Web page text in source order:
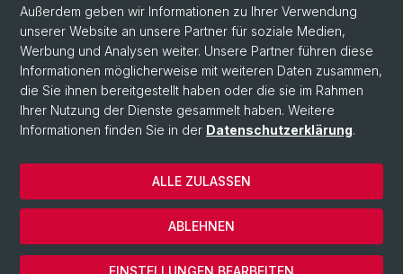
YouTube
Instagram
© Universität Basel
Datenschutzerklärung
Außerdem geben wir Informationen zu Ihrer Verwendung
unserer Website an unsere Partner für soziale Medien,
Werbung und Analysen weiter. Unsere Partner führen diese
Informationen möglicherweise mit weiteren Daten zusammen,
die Sie ihnen bereitgestellt haben oder die sie im Rahmen
Ihrer Nutzung der Dienste gesammelt haben. Weitere
Informationen finden Sie in der Datenschutzerklärung.
EINSTELLUNGEN BEARBEITEN
ABLEHNEN
ALLE ZULASSEN